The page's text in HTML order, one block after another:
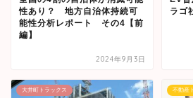
性あり？ 地方自治体持続可
能性分析レポート その4【前
編】
2024年9月3日
ラゴ
大井町トラックス 不動産